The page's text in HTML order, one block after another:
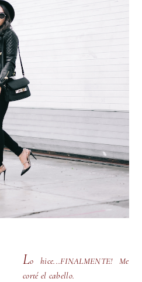
Lo hice...FINALMENTE! Me
corté el cabello.